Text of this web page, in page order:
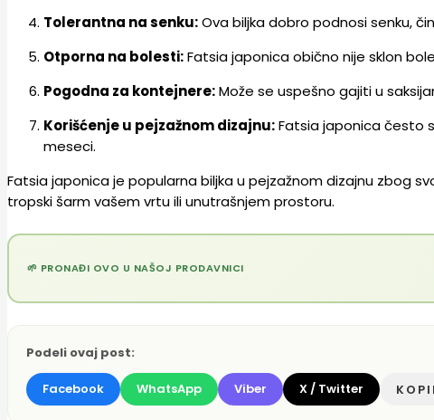
Tolerantna na senku:Ova biljka dobro podnosi senku,
Otporna na bolesti:Fatsia japonica obično nije sklon
Pogodna za kontejnere:Može se uspešno gajiti u
Korišćenje u pejzažnom dizajnu:Fatsia japonica često
meseci.
Fatsia japonica je popularna biljka u pejzažnom dizajnu zbog
tropski šarm vašem vrtu ili unutrašnjem prostoru.
🌱 PRONAĐI OVO U NAŠOJ PRODAVNICI
Podeli ovaj post:
Facebook WhatsApp Viber X / Twitter